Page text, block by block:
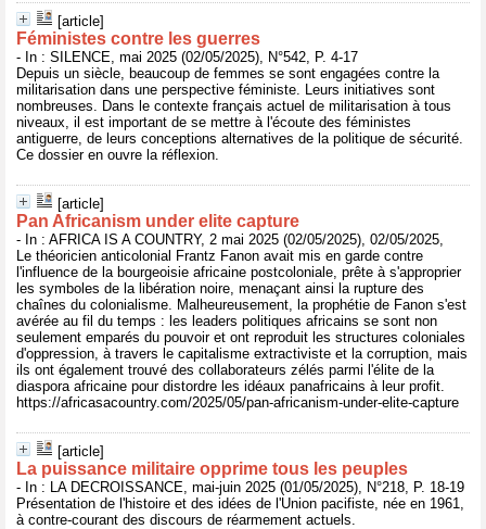
[article]
Féministes contre les guerres
- In : SILENCE, mai 2025 (02/05/2025), N°542, P. 4-17
Depuis un siècle, beaucoup de femmes se sont engagées contre la
militarisation dans une perspective féministe. Leurs initiatives sont
nombreuses. Dans le contexte français actuel de militarisation à tous
niveaux, il est important de se mettre à l'écoute des féministes
antiguerre, de leurs conceptions alternatives de la politique de sécurité.
Ce dossier en ouvre la réflexion.
[article]
Pan Africanism under elite capture
- In : AFRICA IS A COUNTRY, 2 mai 2025 (02/05/2025), 02/05/2025,
Le théoricien anticolonial Frantz Fanon avait mis en garde contre
l'influence de la bourgeoisie africaine postcoloniale, prête à s'approprier
les symboles de la libération noire, menaçant ainsi la rupture des
chaînes du colonialisme. Malheureusement, la prophétie de Fanon s'est
avérée au fil du temps : les leaders politiques africains se sont non
seulement emparés du pouvoir et ont reproduit les structures coloniales
d'oppression, à travers le capitalisme extractiviste et la corruption, mais
ils ont également trouvé des collaborateurs zélés parmi l'élite de la
diaspora africaine pour distordre les idéaux panafricains à leur profit.
https://africasacountry.com/2025/05/pan-africanism-under-elite-capture
[article]
La puissance militaire opprime tous les peuples
- In : LA DECROISSANCE, mai-juin 2025 (01/05/2025), N°218, P. 18-19
Présentation de l'histoire et des idées de l'Union pacifiste, née en 1961,
à contre-courant des discours de réarmement actuels.